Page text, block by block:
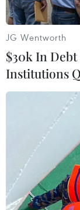
TIN LIÊN
JG Wentworth
$30k In
Institutions